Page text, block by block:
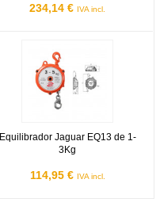
234,14 € IVA incl.
Equilibrador Jaguar EQ13 de 1-
3Kg
114,95 € IVA incl.